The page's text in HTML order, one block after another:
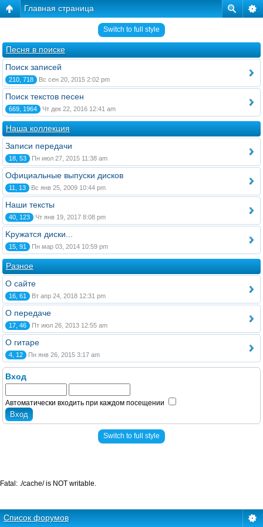
Главная страница
Switch to full style
Песня в поиске
Поиск записей
210, 718 Вс сен 20, 2015 2:02 pm
Поиск текстов песен
669, 1964 Чт дек 22, 2016 12:41 am
Наша коллекция
Записи передачи
18, 53 Пн июл 27, 2015 11:38 am
Официальные выпуски дисков
11, 13 Вс янв 25, 2009 10:44 pm
Наши тексты
40, 123 Чт янв 19, 2017 8:08 pm
Kружатся диски...
15, 91 Пн мар 03, 2014 10:59 pm
Разное
О сайте
16, 61 Вт апр 24, 2018 12:31 pm
О передаче
17, 46 Пт июл 26, 2013 12:55 am
О гитаре
4, 12 Пн янв 26, 2015 3:17 am
Вход
Автоматически входить при каждом посещении
Switch to full style
Список форумов
Fatal: ./cache/ is NOT writable.